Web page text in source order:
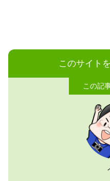
このサイト